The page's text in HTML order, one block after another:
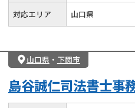
対応エリア 山口県
山口県 ・ 下関市
島谷誠仁司法書士事